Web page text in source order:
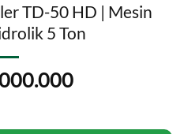
TD-50 HD | Mesin
5 Ton
Mesin Angkut Hidrolik 5 Ton